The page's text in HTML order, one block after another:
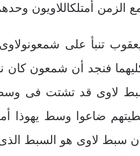
الزمن أمتلكاللاويون
تنبأ على
فنجد أن شمعون كان
لاوى قد تشتت فى وسط
ضاعوا وسط يهوذا أما
سبط لاوى هو السبط الذى